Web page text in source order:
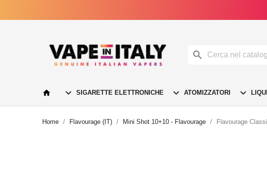

  SIGARETTE ELETTRONICHE  ATOMIZZATORI 
Home Flavourage (IT) Mini Shot 10+10 - Flavourage Flavourage